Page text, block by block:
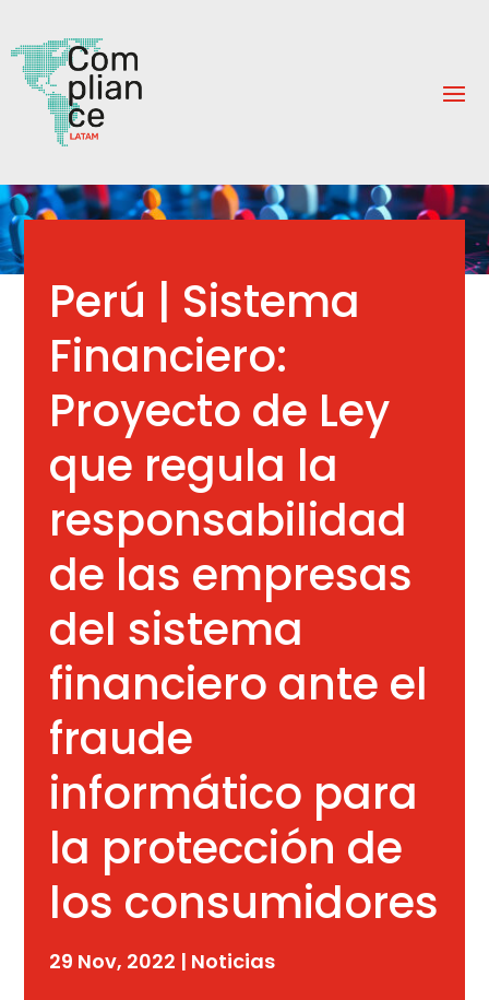
Perú | Sistema
Financiero:
Proyecto de Ley
que regula la
responsabilidad
de las empresas
del sistema
financiero ante el
fraude
informático para
la protección de
los consumidores
29 Nov, 2022 | Noticias